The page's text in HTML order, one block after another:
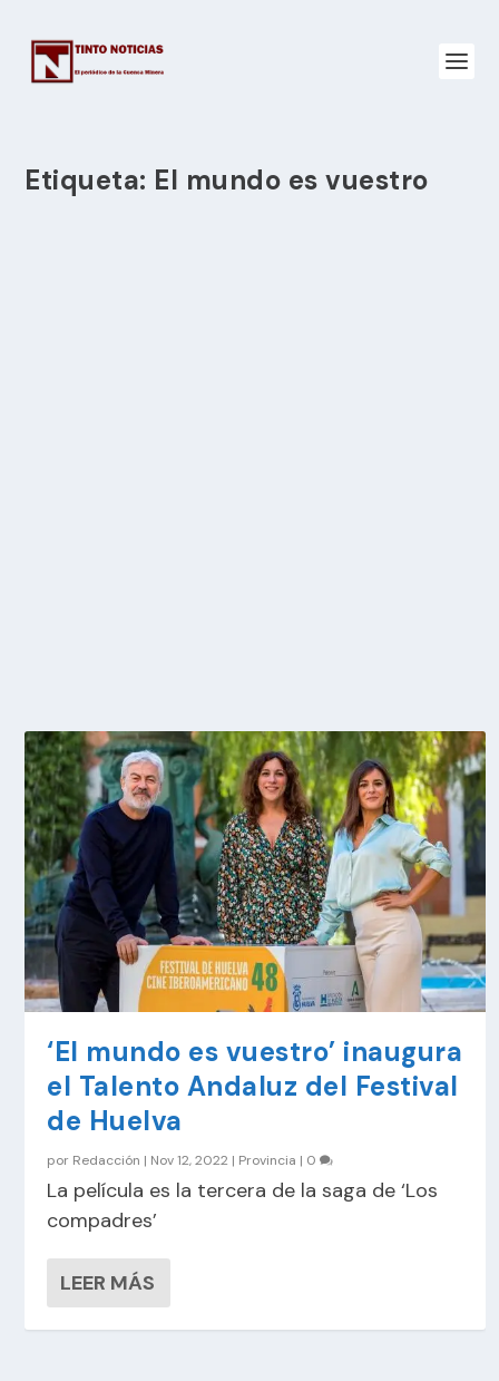
Etiqueta: El mundo es vuestro
‘El mundo es vuestro’ inaugura
el Talento Andaluz del Festival
de Huelva
por Redacción | Nov 12, 2022 | Provincia | 0
La película es la tercera de la saga de ‘Los
compadres’
LEER MÁS